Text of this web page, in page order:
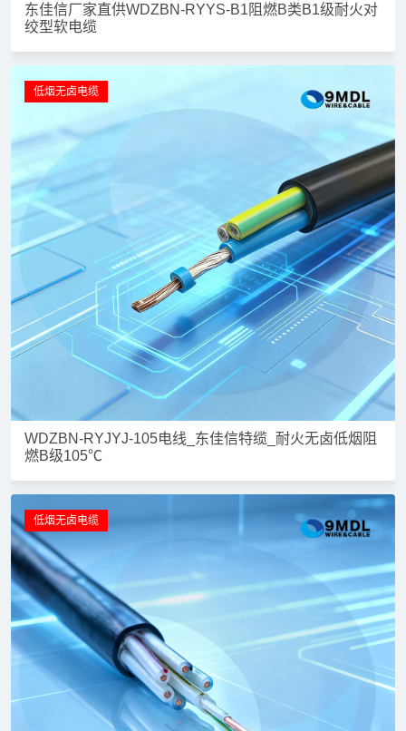
东佳信厂家直供WDZBN-RYYS-B1阻燃B类B1级耐火对
绞型软电缆
低烟无卤电缆
WDZBN-RYJYJ-105电线_东佳信特缆_耐火无卤低烟阻
燃B级105℃
低烟无卤电缆